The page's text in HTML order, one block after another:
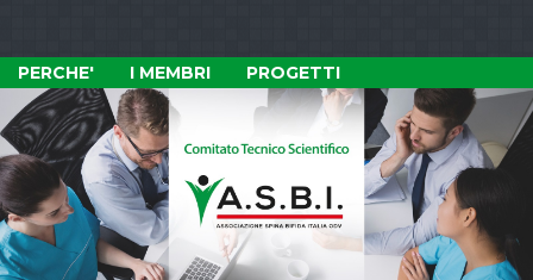
PERCHE' I MEMBRI PROGETTI